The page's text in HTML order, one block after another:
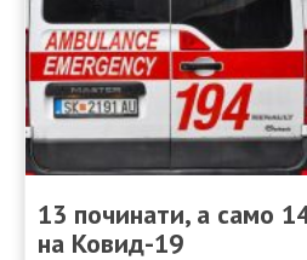
13 починати, а само
на Ковид-19